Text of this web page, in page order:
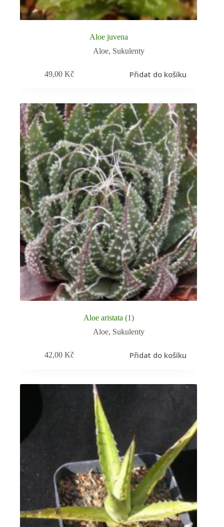
Aloe juvena
Aloe, Sukulenty
49,00Kč Přidat do košíku
Aloe aristata (1)
Aloe, Sukulenty
42,00Kč Přidat do košíku